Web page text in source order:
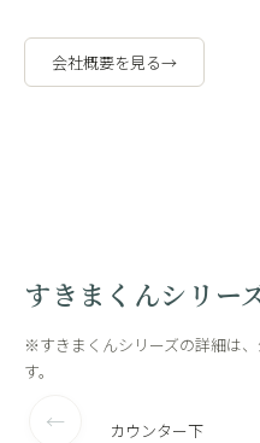
会社概要を見る→
すきまくんシリー
※すきまくんシリーズの詳細は
す。
← カウンター下